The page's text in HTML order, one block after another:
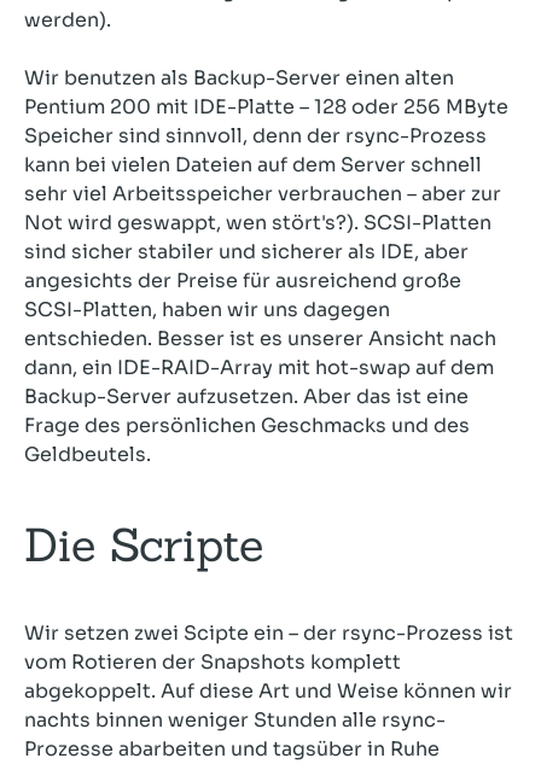
werden).
Wir benutzen als Backup-Server einen alten
Pentium 200 mit IDE-Platte – 128 oder 256 MByte
Speicher sind sinnvoll, denn der rsync-Prozess
kann bei vielen Dateien auf dem Server schnell
sehr viel Arbeitsspeicher verbrauchen – aber zur
Not wird geswappt, wen stört's?). SCSI-Platten
sind sicher stabiler und sicherer als IDE, aber
angesichts der Preise für ausreichend große
SCSI-Platten, haben wir uns dagegen
entschieden. Besser ist es unserer Ansicht nach
dann, ein IDE-RAID-Array mit hot-swap auf dem
Backup-Server aufzusetzen. Aber das ist eine
Frage des persönlichen Geschmacks und des
Geldbeutels.
Die Scripte
Wir setzen zwei Scipte ein – der rsync-Prozess ist
vom Rotieren der Snapshots komplett
abgekoppelt. Auf diese Art und Weise können wir
nachts binnen weniger Stunden alle rsync-
Prozesse abarbeiten und tagsüber in Ruhe